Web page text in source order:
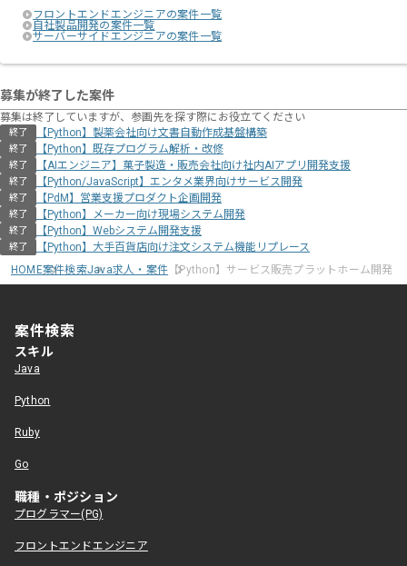
フロントエンドエンジニアの案件一覧
自社製品開発の案件一覧
サーバーサイドエンジニアの案件一覧
募集が終了した案件
募集は終了していますが、参画先を探す際にお役立てください
終了 【Python】製薬会社向け文書自動作成基盤構築
終了 【Python】既存プログラム解析・改修
終了 【AIエンジニア】菓子製造・販売会社向け社内AIアプリ開発支援
終了 【Python/JavaScript】エンタメ業界向けサービス開発
終了 【PdM】営業支援プロダクト企画開発
終了 【Python】メーカー向け現場システム開発
終了 【Python】Webシステム開発支援
終了
【Python】大手百貨店向け注文システム機能リプレース
HOME案件検索Java求人・案件 【Python】サービス販売プラットホーム開発
案件検索
スキル
Java
Python
Ruby
Go
職種・ポジション
プログラマー(PG)
フロントエンドエンジニア